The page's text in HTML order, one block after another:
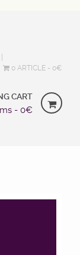
0 ARTICLE 0€
CART
- 0€